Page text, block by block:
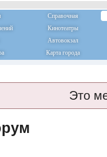
Справочная
Кинотеатры
Автовокзал
Карта города
Это